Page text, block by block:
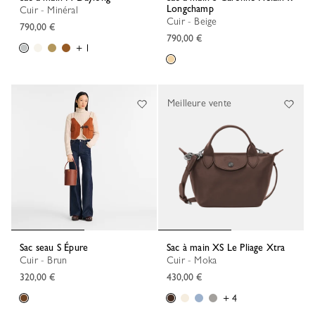
Cuir - Minéral
790,00 €
+ 1
Longchamp
Cuir - Beige
790,00 €
Sac seau S Épure
Cuir - Brun
320,00 €
Sac à main XS Le Pliage Xtra
Cuir - Moka
430,00 €
+ 4
Meilleure vente